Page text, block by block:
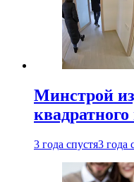
Минстрой
3 года спустя3 года